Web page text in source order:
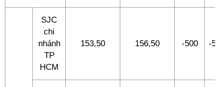
SJC
chi
nhánh
TP
HCM
153,50 156,50 -500 -